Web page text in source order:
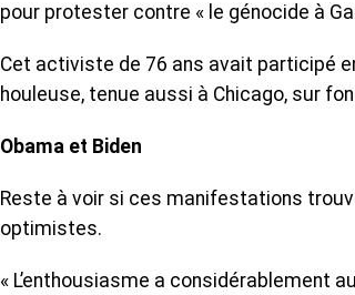
pour protester contre « le génocide à
Cet activiste de 76 ans avait participé
houleuse, tenue aussi à Chicago, sur
Obama et Biden
Reste à voir si ces manifestations
optimistes.
« L’enthousiasme a considérablement